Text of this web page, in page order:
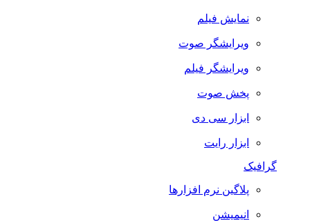
نمایش فیلم
ویرایشگر صوت
ویرایشگر فیلم
پخش صوت
ابزار سی دی
ابزار رایت
گرافیک
پلاگین نرم افزارها
انیمیشن